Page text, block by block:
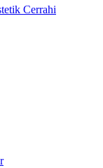
Cerrahi